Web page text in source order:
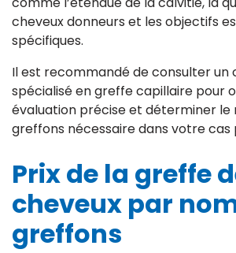
cheveux donneurs et les objectifs
spécifiques.
Il est recommandé de consulter un
spécialisé en greffe capillaire pour
évaluation précise et déterminer le
greffons nécessaire dans votre cas
Prix de la greffe
cheveux par
greffons